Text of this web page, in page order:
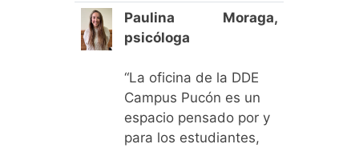
Paulina Moraga,
psicóloga
“La oficina de la DDE
Campus Pucón es un
espacio pensado por y
para los estudiantes,